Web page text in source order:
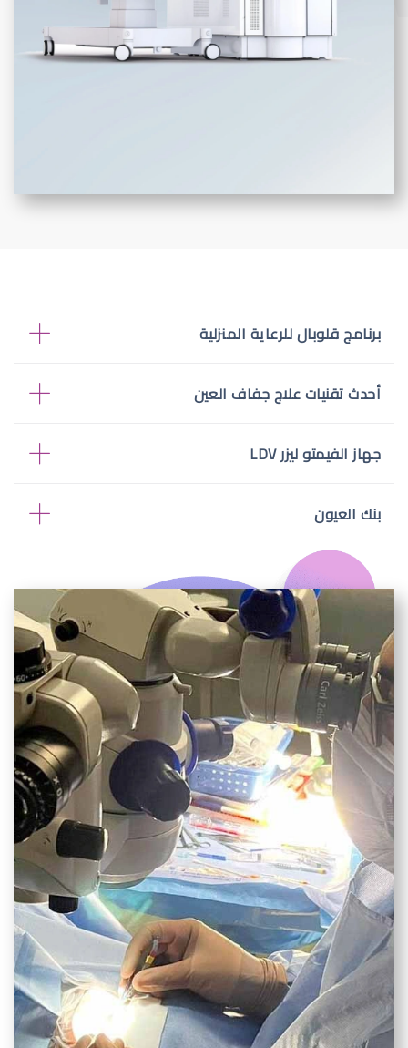
برنامج قلوبال للرعاية المنزلية
أحدث تقنيات علاج جفاف العين
جهاز الفيمتو ليزر LDV
بنك العيون